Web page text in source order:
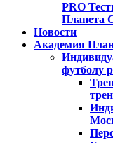
PRO
Планета
Новости
Академия
футболу